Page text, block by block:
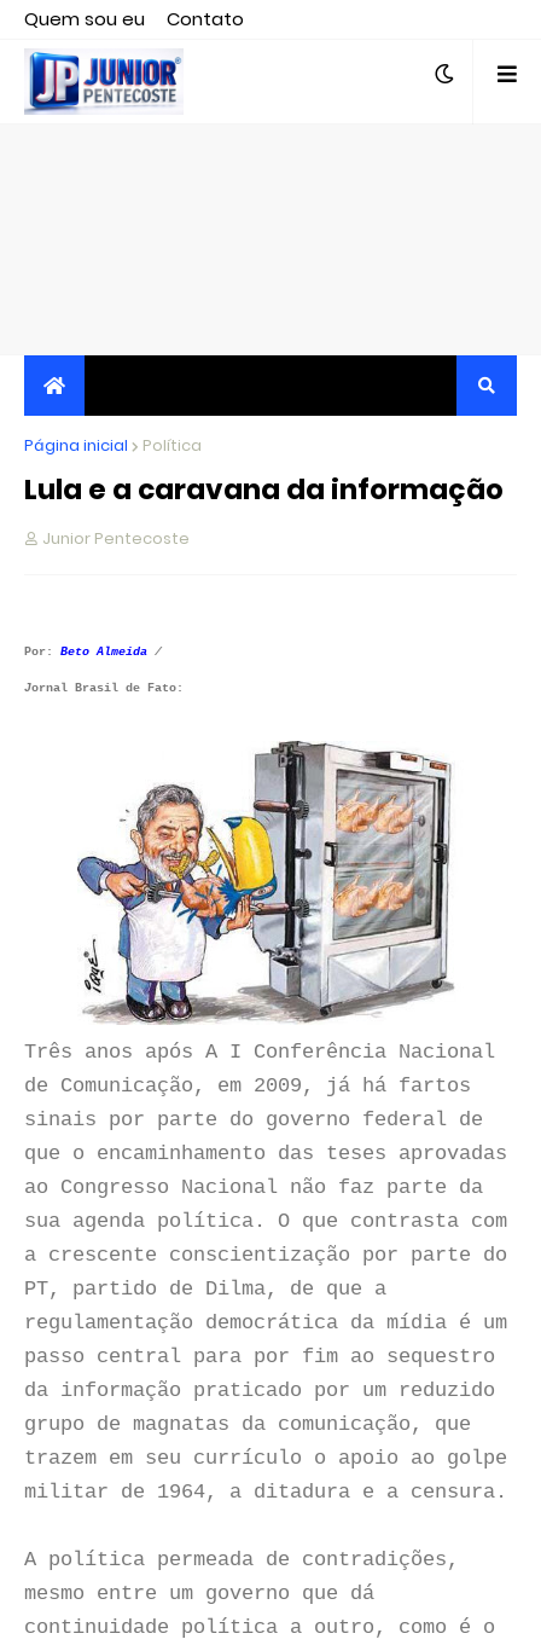
Quem sou eu
Contato
Editor responsável, jornalista Clovis Almeida.
JORNALISMO INDEPENDENTE, TRANSPARENTE E
CRÍTICO
Página inicial Política
Lula e a caravana da informação
Junior Pentecoste
Por: Beto Almeida /
Jornal Brasil de Fato:
Três anos após A I Conferência Nacional
de Comunicação, em 2009, já há fartos
sinais por parte do governo federal de
que o encaminhamento das teses aprovadas
ao Congresso Nacional não faz parte da
sua agenda política. O que contrasta com
a crescente conscientização por parte do
PT, partido de Dilma, de que a
regulamentação democrática da mídia é um
passo central para por fim ao sequestro
da informação praticado por um reduzido
grupo de magnatas da comunicação, que
trazem em seu currículo o apoio ao golpe
militar de 1964, a ditadura e a censura.
A política permeada de contradições,
mesmo entre um governo que dá
continuidade política a outro, como é o